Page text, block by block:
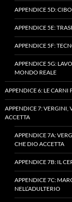
APPENDICE 5D:
APPENDICE 5E:
APPENDICE 5F:
APPENDICE 5G:
MONDO REALE
APPENDICE 6: LE CARNI
APPENDICE 7: VERGINI,
ACCETTA
APPENDICE 7A:
CHE DIO ACCETTA
APPENDICE 7B: IL
APPENDICE 7C:
NELL’ADULTERIO